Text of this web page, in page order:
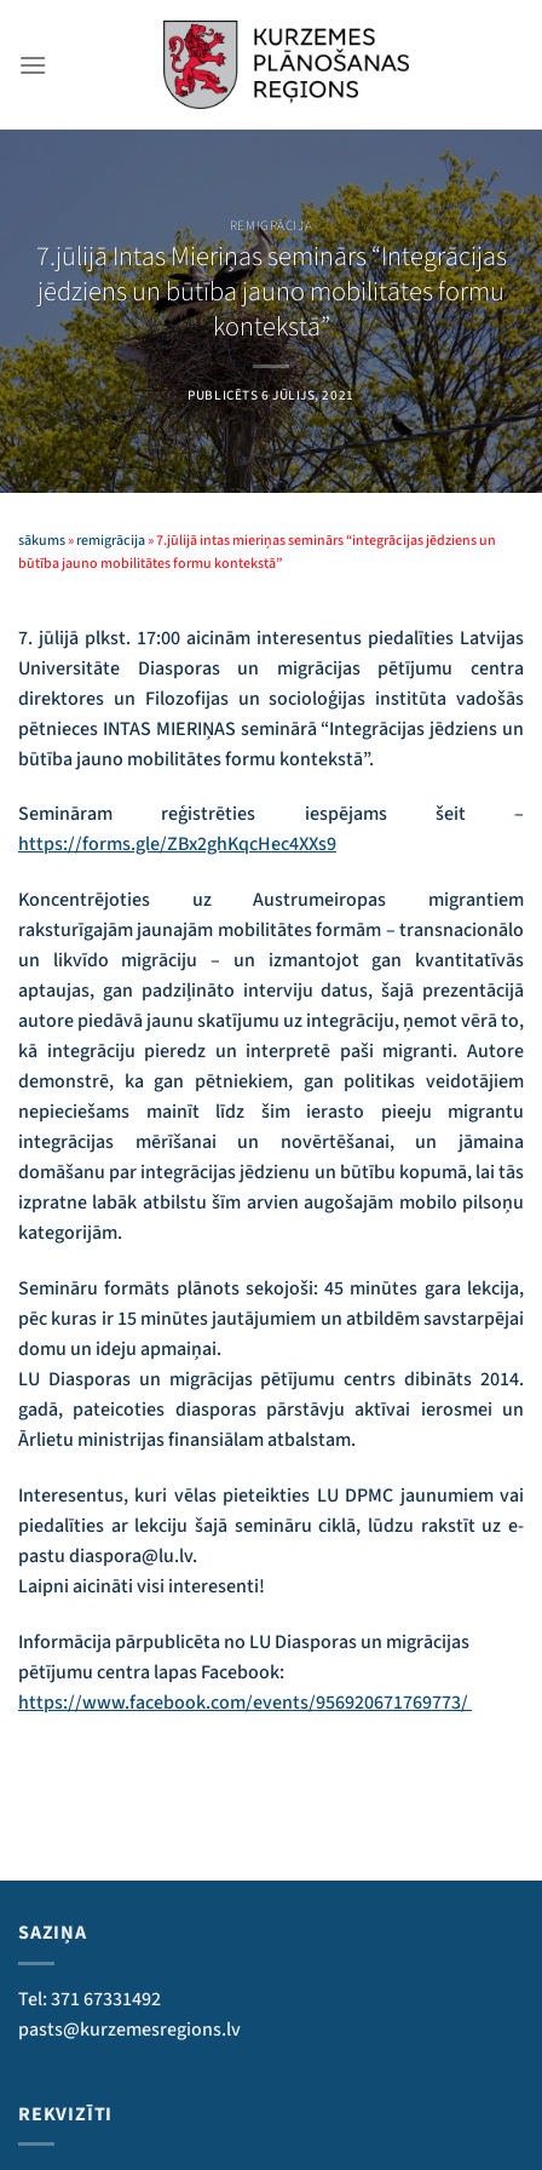
content
REMIGRĀCIJA
7.jūlijā Intas Mieriņas seminārs “Integrācijas
jēdziens un būtība jauno mobilitātes formu
kontekstā”
PUBLICĒTS6 JŪLIJS, 2021
sākums»remigrācija»7.jūlijā intas mieriņas seminārs “integrācijas jēdziens un
būtība jauno mobilitātes formu kontekstā”
7. jūlijā plkst. 17:00 aicinām interesentus piedalīties Latvijas
Universitāte Diasporas un migrācijas pētījumu centra
direktores un Filozofijas un socioloģijas institūta vadošās
pētnieces INTAS MIERIŅAS seminārā “Integrācijas jēdziens un
būtība jauno mobilitātes formu kontekstā”.
Semināram reģistrēties iespējams šeit –
https://forms.gle/ZBx2ghKqcHec4XXs9
Koncentrējoties uz Austrumeiropas migrantiem
raksturīgajām jaunajām mobilitātes formām – transnacionālo
un likvīdo migrāciju – un izmantojot gan kvantitatīvās
aptaujas, gan padziļināto interviju datus, šajā prezentācijā
autore piedāvā jaunu skatījumu uz integrāciju, ņemot vērā to,
kā integrāciju pieredz un interpretē paši migranti. Autore
demonstrē, ka gan pētniekiem, gan politikas veidotājiem
nepieciešams mainīt līdz šim ierasto pieeju migrantu
integrācijas mērīšanai un novērtēšanai, un jāmaina
domāšanu par integrācijas jēdzienu un būtību kopumā, lai tās
izpratne labāk atbilstu šīm arvien augošajām mobilo pilsoņu
kategorijām.
Semināru formāts plānots sekojoši: 45 minūtes gara lekcija,
pēc kuras ir 15 minūtes jautājumiem un atbildēm savstarpējai
domu un ideju apmaiņai.
LU Diasporas un migrācijas pētījumu centrs dibināts 2014.
gadā, pateicoties diasporas pārstāvju aktīvai ierosmei un
Ārlietu ministrijas finansiālam atbalstam.
Interesentus, kuri vēlas pieteikties LU DPMC jaunumiem vai
piedalīties ar lekciju šajā semināru ciklā, lūdzu rakstīt uz e-
pastu diaspora@lu.lv.
Laipni aicināti visi interesenti!
Informācija pārpublicēta no LU Diasporas un migrācijas
pētījumu centra lapas Facebook:
https://www.facebook.com/events/956920671769773/
SAZIŅA
Tel: 371 67331492
pasts@kurzemesregions.lv
REKVIZĪTI